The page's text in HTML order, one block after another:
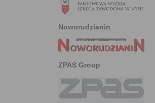
Noworudzianin
ZPAS Group